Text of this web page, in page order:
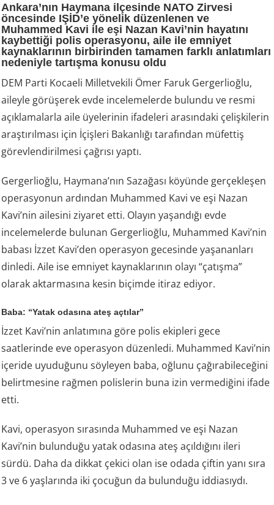
Ankara’nın Haymana ilçesinde NATO Zirvesi
öncesinde IŞİD’e yönelik düzenlenen ve
Muhammed Kavi ile eşi Nazan Kavi’nin hayatını
kaybettiği polis operasyonu, aile ile emniyet
kaynaklarının birbirinden tamamen farklı anlatımları
nedeniyle tartışma konusu oldu
DEM Parti Kocaeli Milletvekili Ömer Faruk Gergerlioğlu,
aileyle görüşerek evde incelemelerde bulundu ve resmi
açıklamalarla aile üyelerinin ifadeleri arasındaki çelişkilerin
araştırılması için İçişleri Bakanlığı tarafından müfettiş
görevlendirilmesi çağrısı yaptı.
Gergerlioğlu, Haymana’nın Sazağası köyünde gerçekleşen
operasyonun ardından Muhammed Kavi ve eşi Nazan
Kavi’nin ailesini ziyaret etti. Olayın yaşandığı evde
incelemelerde bulunan Gergerlioğlu, Muhammed Kavi’nin
babası İzzet Kavi’den operasyon gecesinde yaşananları
dinledi. Aile ise emniyet kaynaklarının olayı “çatışma”
olarak aktarmasına kesin biçimde itiraz ediyor.
Baba: “Yatak odasına ateş açtılar”
İzzet Kavi’nin anlatımına göre polis ekipleri gece
saatlerinde eve operasyon düzenledi. Muhammed Kavi’nin
içeride uyuduğunu söyleyen baba, oğlunu çağırabileceğini
belirtmesine rağmen polislerin buna izin vermediğini ifade
etti.
Kavi, operasyon sırasında Muhammed ve eşi Nazan
Kavi’nin bulunduğu yatak odasına ateş açıldığını ileri
sürdü. Daha da dikkat çekici olan ise odada çiftin yanı sıra
3 ve 6 yaşlarında iki çocuğun da bulunduğu iddiasıydı.